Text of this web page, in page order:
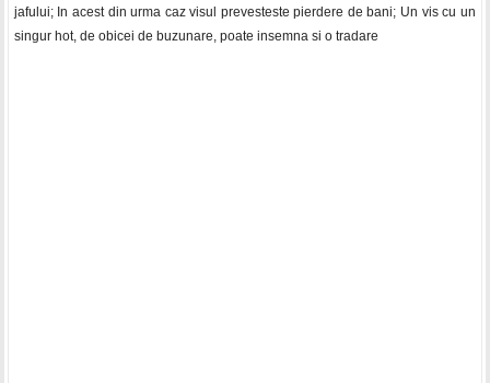
jafului; In acest din urma caz visul prevesteste pierdere de bani; Un vis cu un
singur hot, de obicei de buzunare, poate insemna si o tradare